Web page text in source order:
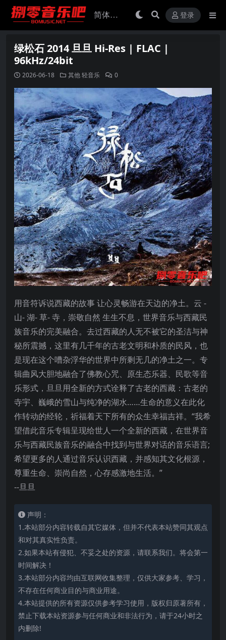
登录
绿松石 2014 旦旦 Hi-Res | FLAC |
96kHz/24bit
2026-06-18 其他轻音乐 0
用音符诉说西藏的故事 让心灵畅游在天边的净土。云 -
山- 湖- 草- 寺，崇敬自然 生生不息，世界音乐与西藏民
族音乐的完美融合。去过西藏的人无不被它的圣洁与神
秘所震撼，这里有几千年的古老文明和朴质的民风，也
是现在这个嘈杂浮华的世界中所剩无几的净土之一。专
辑曲风大胆地融合了佛教心咒、原生态乐器、民歌等音
乐形式，旦旦用全新的方式诠释了古老的西藏：古老的
寺宇、巍峨的雪山与纯净的湖水……生命的意义在此化
作转动的经轮，祈福着天下所有的众生幸福吉祥。“我希
望借此音乐专辑呈现给世人一个全新的西藏，在世界音
乐与西藏民族音乐的融合中找到与世界对话的音乐语言;
希望更多的人通过音乐认识西藏，并感知其文化根源，
尊重生命、崇尚自然，心存感激地生活。”
--旦旦
声明：
1.本站部分内容转载自其它媒体，但并不代表本站赞同其观点
和对其真实性负责。
2.如果本站有侵犯、不妥之处的资源，请联系我们。将会第一
时间解决！
3.本站部分内容均由互联网收集整理，仅供大家参考、学习，
不存在任何商业目的与商业用途。
4.本站提供的所有资源仅供参考学习使用，版权归原著所有，
禁止下载本站资源参与任何商业和非法行为，请于24小时之
内删除!